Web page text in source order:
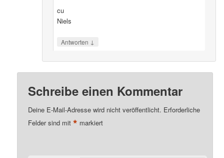
cu
Niels
Antworten ↓
Schreibe einen Kommentar
Deine E-Mail-Adresse wird nicht veröffentlicht. Erforderliche
Felder sind mit* markiert